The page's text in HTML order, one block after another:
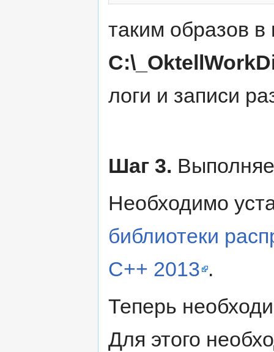
таким образов в
логи и записи
Шаг 3.
Необходимо
библиотеки
C++ 2013 .
Теперь
Для этого